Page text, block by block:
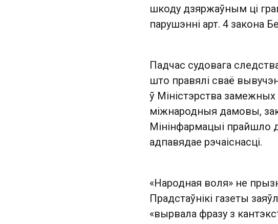
шкоду дзяржаўным ці
парушэнні арт. 4 закона
Падчас судовага
што правялі сваё
ў Міністэрства
міжнародныя дамовы,
Мінінфармацыі прайшло
адпавядае рэчаіснасці.
«Народная воля» не
Прадстаўнікі газеты
«вырвала фразу з